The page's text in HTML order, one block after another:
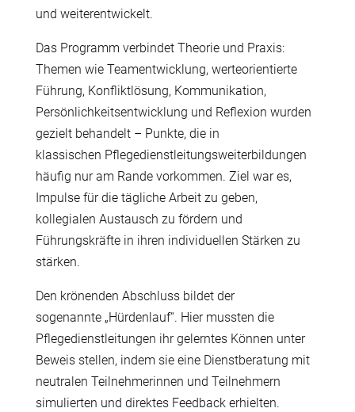
und weiterentwickelt.
Das Programm verbindet Theorie und Praxis:
Themen wie Teamentwicklung, werteorientierte
Führung, Konfliktlösung, Kommunikation,
Persönlichkeitsentwicklung und Reflexion wurden
gezielt behandelt – Punkte, die in
klassischen Pflegedienstleitungsweiterbildungen
häufig nur am Rande vorkommen. Ziel war es,
Impulse für die tägliche Arbeit zu geben,
kollegialen Austausch zu fördern und
Führungskräfte in ihren individuellen Stärken zu
stärken.
Den krönenden Abschluss bildet der
sogenannte „Hürdenlauf“. Hier mussten die
Pflegedienstleitungen ihr gelerntes Können unter
Beweis stellen, indem sie eine Dienstberatung mit
neutralen Teilnehmerinnen und Teilnehmern
simulierten und direktes Feedback erhielten.